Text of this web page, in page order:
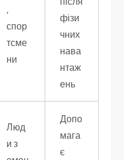
,
спор
тсме
ни
фізи
чних
нава
нтаж
ень
Люд
и з
Допо
мага
є